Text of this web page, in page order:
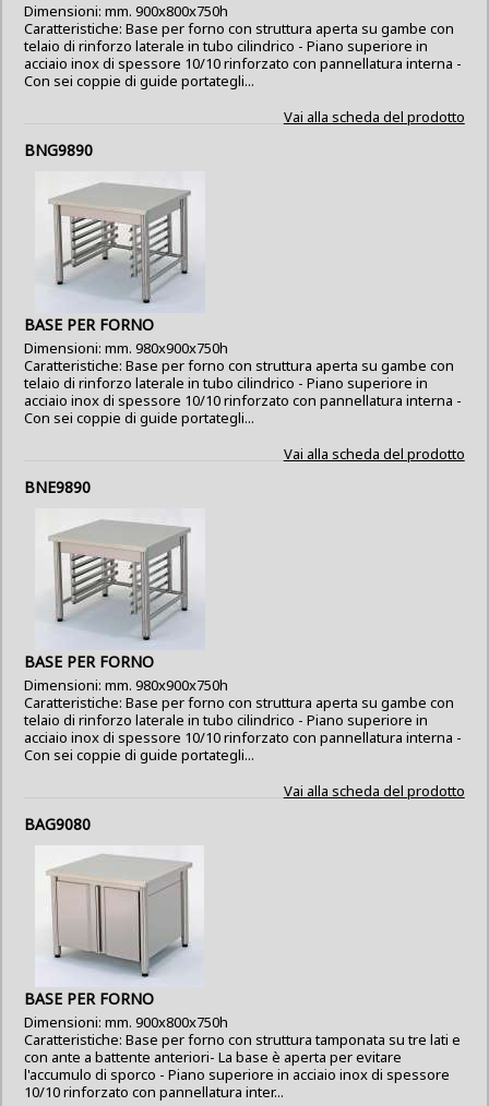
Dimensioni: mm. 900x800x750h
Caratteristiche: Base per forno con struttura aperta su gambe con
telaio di rinforzo laterale in tubo cilindrico - Piano superiore in
acciaio inox di spessore 10/10 rinforzato con pannellatura interna -
Con sei coppie di guide portategli...
Vai alla scheda del prodotto
BNG9890
BASE PER FORNO
Dimensioni: mm. 980x900x750h
Caratteristiche: Base per forno con struttura aperta su gambe con
telaio di rinforzo laterale in tubo cilindrico - Piano superiore in
acciaio inox di spessore 10/10 rinforzato con pannellatura interna -
Con sei coppie di guide portategli...
Vai alla scheda del prodotto
BNE9890
BASE PER FORNO
Dimensioni: mm. 980x900x750h
Caratteristiche: Base per forno con struttura aperta su gambe con
telaio di rinforzo laterale in tubo cilindrico - Piano superiore in
acciaio inox di spessore 10/10 rinforzato con pannellatura interna -
Con sei coppie di guide portategli...
Vai alla scheda del prodotto
BAG9080
BASE PER FORNO
Dimensioni: mm. 900x800x750h
Caratteristiche: Base per forno con struttura tamponata su tre lati e
con ante a battente anteriori- La base è aperta per evitare
l'accumulo di sporco - Piano superiore in acciaio inox di spessore
10/10 rinforzato con pannellatura inter...